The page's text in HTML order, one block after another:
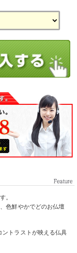
。
色鮮やかでどのお仏壇
トラストが映える仏具